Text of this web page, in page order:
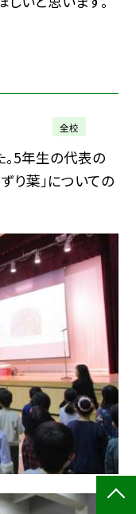
全校
5年生の代表の
り葉」についての